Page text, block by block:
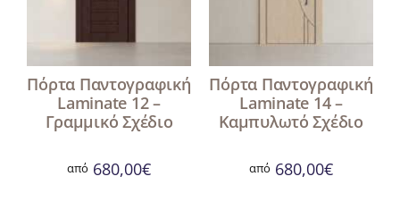
Πόρτα Παντογραφική
Laminate 12 –
Γραμμικό Σχέδιο
από 680,00€
Πόρτα Παντογραφική
Laminate 14 –
Καμπυλωτό Σχέδιο
από 680,00€